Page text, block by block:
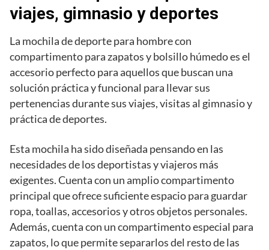
viajes, gimnasio y deportes
La mochila de deporte para hombre con
compartimento para zapatos y bolsillo húmedo es el
accesorio perfecto para aquellos que buscan una
solución práctica y funcional para llevar sus
pertenencias durante sus viajes, visitas al gimnasio y
práctica de deportes.
Esta mochila ha sido diseñada pensando en las
necesidades de los deportistas y viajeros más
exigentes. Cuenta con un amplio compartimento
principal que ofrece suficiente espacio para guardar
ropa, toallas, accesorios y otros objetos personales.
Además, cuenta con un compartimento especial para
zapatos, lo que permite separarlos del resto de las